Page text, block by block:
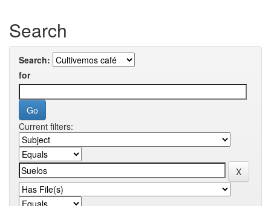
Search
Search:
for
Current filters: